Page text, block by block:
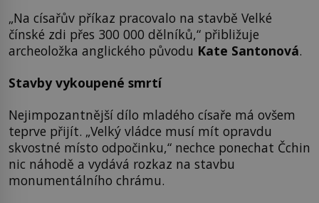
„Na císařův příkaz pracovalo na stavbě Velké
čínské zdi přes 300 000 dělníků,“ přibližuje
archeoložka anglického původu Kate Santonová.
Stavby vykoupené smrtí
Nejimpozantnější dílo mladého císaře má ovšem
teprve přijít. „Velký vládce musí mít opravdu
skvostné místo odpočinku,“ nechce ponechat Čchin
nic náhodě a vydává rozkaz na stavbu
monumentálního chrámu.